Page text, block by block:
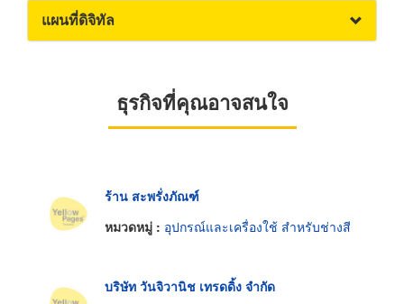
แผนที่ดิจิทัล
ธุรกิจที่คุณอาจสนใจ
ร้าน สะพรั่งภัณฑ์
หมวดหมู่ : อุปกรณ์และเครื่องใช้ สำหรับช่างสี
บริษัท วันจิวานิช เทรดดิ้ง จำกัด